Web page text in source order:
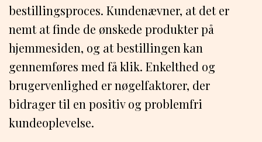
bestillingsproces. Kundenævner, at det er
nemt at finde de ønskede produkter på
hjemmesiden, og at bestillingen kan
gennemføres med få klik. Enkelthed og
brugervenlighed er nøgelfaktorer, der
bidrager til en positiv og problemfri
kundeoplevelse.